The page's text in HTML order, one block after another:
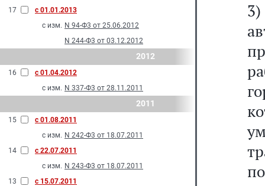
17
с 01.01.2013
с изм. N 94-Ф3 от 25.06.2012
N 244-Ф3 от 03.12.2012
2012
16
с 01.04.2012
с изм. N 337-Ф3 от 28.11.2011
2011
15
с 01.08.2011
с изм. N 242-Ф3 от 18.07.2011
14
с 22.07.2011
с изм. N 243-Ф3 от 18.07.2011
13
с 15.07.2011